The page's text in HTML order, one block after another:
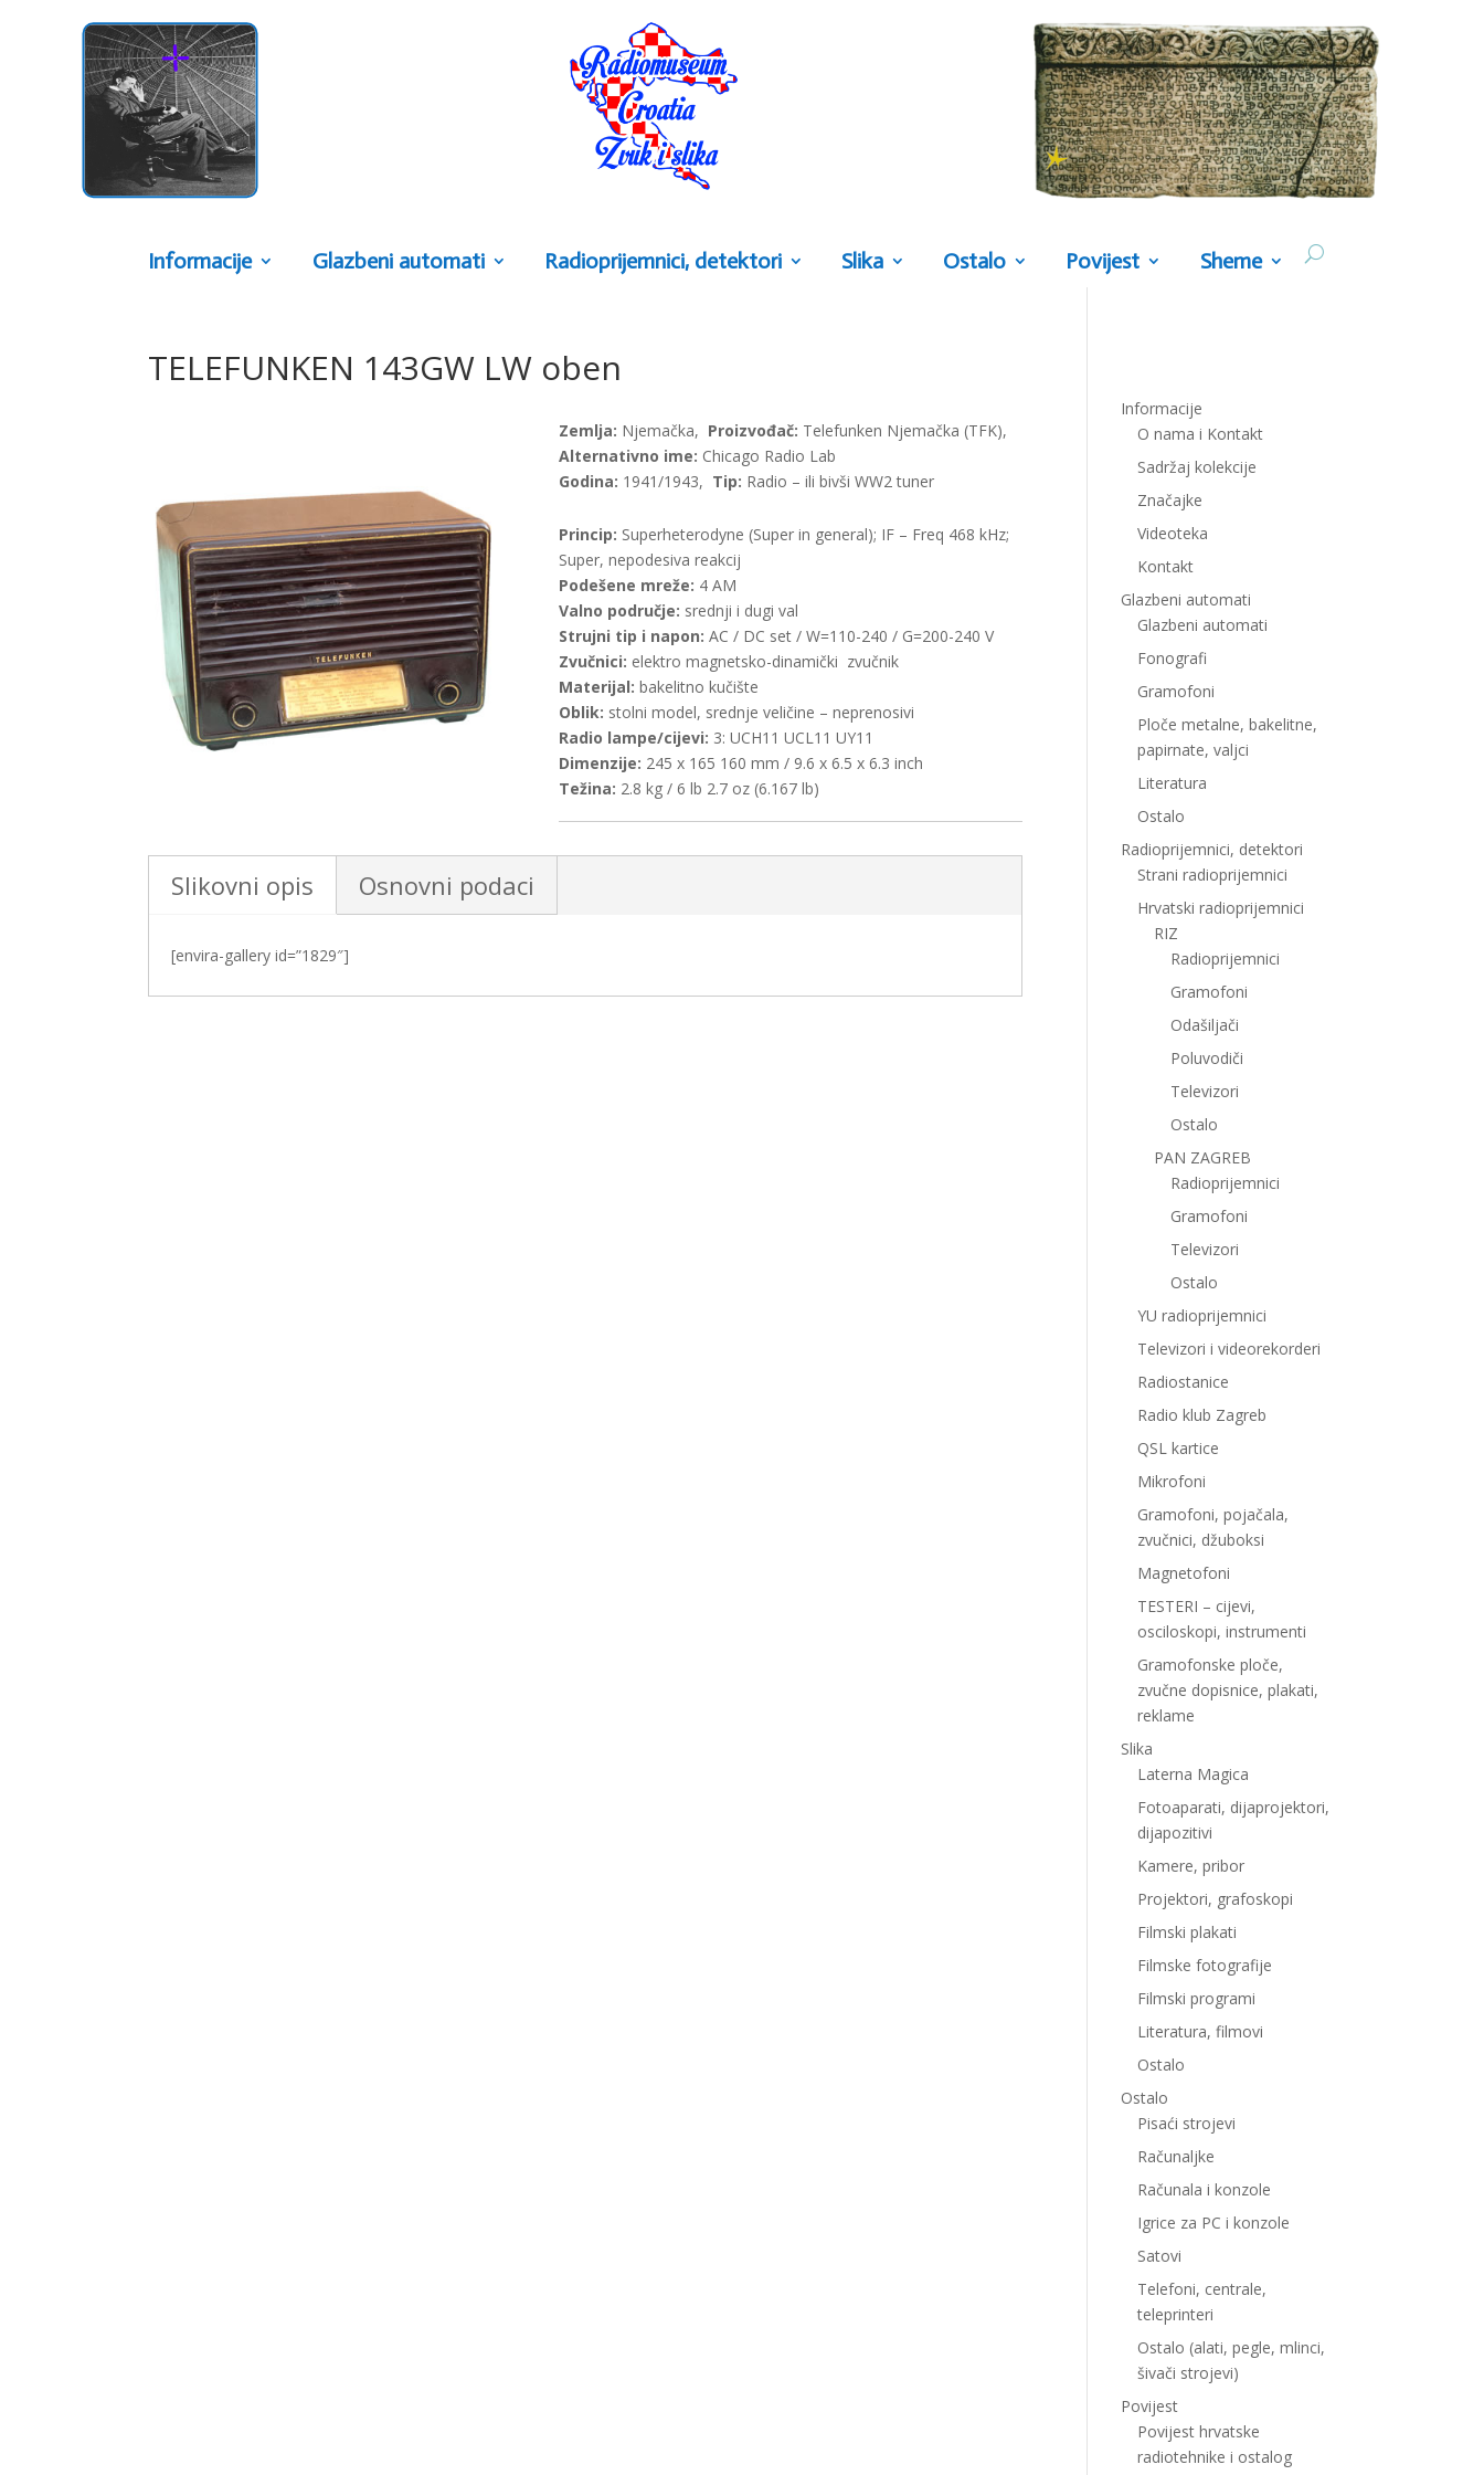
Informacije Glazbeni automati Radioprijemnici, detektori Slika Ostalo Povijest Sheme
TELEFUNKEN 143GW LW oben
Zemlja: Njemačka, Proizvođač: Telefunken Njemačka (TFK),
Alternativno ime: Chicago Radio Lab
Godina: 1941/1943, Tip: Radio – ili bivši WW2 tuner
Princip: Superheterodyne (Super in general); IF – Freq 468 kHz;
Super, nepodesiva reakcij
Podešene mreže: 4 AM
Valno područje: srednji i dugi val
Strujni tip i napon: AC / DC set / W=110-240 / G=200-240 V
Zvučnici: elektro magnetsko-dinamički zvučnik
Materijal: bakelitno kučište
Oblik: stolni model, srednje veličine – neprenosivi
Radio lampe/cijevi: 3: UCH11 UCL11 UY11
Dimenzije: 245 x 165 160 mm / 9.6 x 6.5 x 6.3 inch
Težina: 2.8 kg / 6 lb 2.7 oz (6.167 lb)
Slikovni opis Osnovni podaci
[envira-gallery id=”1829″]
Informacije
O nama i Kontakt
Sadržaj kolekcije
Značajke
Videoteka
Kontakt
Glazbeni automati
Glazbeni automati
Fonografi
Gramofoni
Ploče metalne, bakelitne,
papirnate, valjci
Literatura
Ostalo
Radioprijemnici, detektori
Strani radioprijemnici
Hrvatski radioprijemnici
RIZ
Radioprijemnici
Gramofoni
Odašiljači
Poluvodiči
Televizori
Ostalo
PAN ZAGREB
Radioprijemnici
Gramofoni
Televizori
Ostalo
YU radioprijemnici
Televizori i videorekorderi
Radiostanice
Radio klub Zagreb
QSL kartice
Mikrofoni
Gramofoni, pojačala,
zvučnici, džuboksi
Magnetofoni
TESTERI – cijevi,
osciloskopi, instrumenti
Gramofonske ploče,
zvučne dopisnice, plakati,
reklame
Slika
Laterna Magica
Fotoaparati, dijaprojektori,
dijapozitivi
Kamere, pribor
Projektori, grafoskopi
Filmski plakati
Filmske fotografije
Filmski programi
Literatura, filmovi
Ostalo
Ostalo
Pisaći strojevi
Računaljke
Računala i konzole
Igrice za PC i konzole
Satovi
Telefoni, centrale,
teleprinteri
Ostalo (alati, pegle, mlinci,
šivači strojevi)
Povijest
Povijest hrvatske
radiotehnike i ostalog